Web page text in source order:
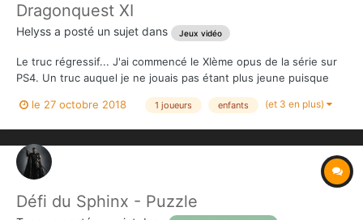
Dragonquest XI
Helyss a posté un sujet dans Jeux vidéo
Le truc régressif... J'ai commencé le XIème opus de la série sur
PS4. Un truc auquel je ne jouais pas étant plus jeune puisque
consoles et jeux video. J'ai toujours été accro, mais à la maison
le 27 octobre 2018 1 joueurs enfants (et 3 en plus)
Défi du Sphinx - Puzzle